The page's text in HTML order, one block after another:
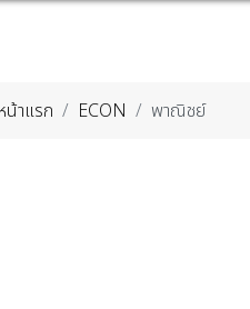
น้าแรก ECON
พาณิชย์